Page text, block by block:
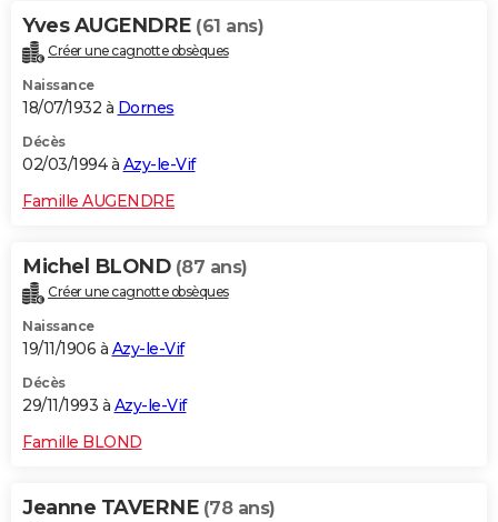
Yves AUGENDRE (61 ans)
Créer une cagnotte obsèques
Naissance
18/07/1932 à Dornes
Décès
02/03/1994 à Azy-le-Vif
Famille AUGENDRE
Michel BLOND (87 ans)
Créer une cagnotte obsèques
Naissance
19/11/1906 à Azy-le-Vif
Décès
29/11/1993 à Azy-le-Vif
Famille BLOND
Jeanne TAVERNE (78 ans)